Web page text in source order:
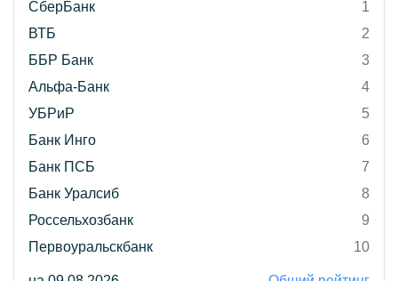
СберБанк
1
ВТБ
2
ББР Банк
3
Альфа-Банк
4
УБРиР
5
Банк Инго
6
Банк ПСБ
7
Банк Уралсиб
8
Россельхозбанк
9
Первоуральскбанк
10